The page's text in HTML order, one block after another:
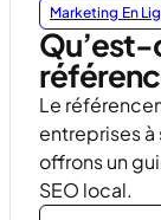
Marketing En
Qu’est-
Le
entreprises
offrons un
SEO local.